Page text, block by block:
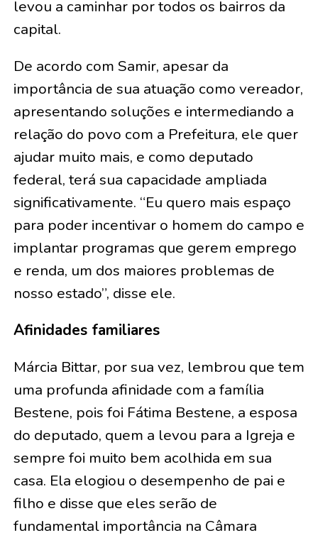
levou a caminhar por todos os bairros da
capital.
De acordo com Samir, apesar da
importância de sua atuação como vereador,
apresentando soluções e intermediando a
relação do povo com a Prefeitura, ele quer
ajudar muito mais, e como deputado
federal, terá sua capacidade ampliada
significativamente. “Eu quero mais espaço
para poder incentivar o homem do campo e
implantar programas que gerem emprego
e renda, um dos maiores problemas de
nosso estado”, disse ele.
Afinidades familiares
Márcia Bittar, por sua vez, lembrou que tem
uma profunda afinidade com a família
Bestene, pois foi Fátima Bestene, a esposa
do deputado, quem a levou para a Igreja e
sempre foi muito bem acolhida em sua
casa. Ela elogiou o desempenho de pai e
filho e disse que eles serão de
fundamental importância na Câmara